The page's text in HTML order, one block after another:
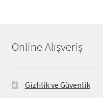
Online Alışveriş
Gizlilik ve Güvenlik